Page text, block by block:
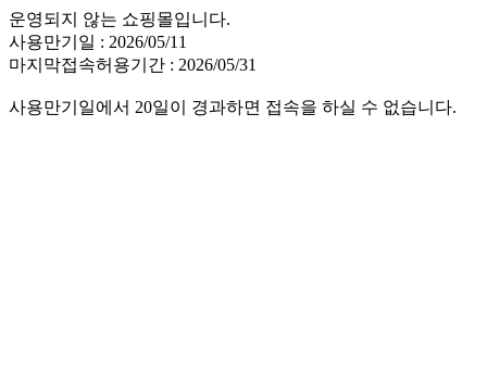
운영되지 않는 쇼핑몰입니다.
사용만기일 : 2026/05/11
마지막접속허용기간 : 2026/05/31
사용만기일에서 20일이 경과하면 접속을 하실 수 없습니다.